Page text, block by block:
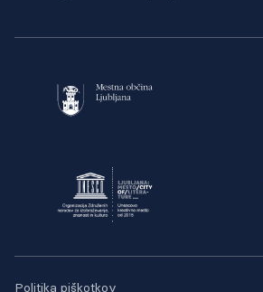
Politika piškotkov